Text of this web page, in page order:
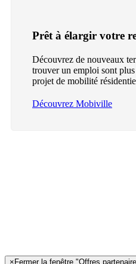
Prêt à élargir votre
Découvrez de nouveaux
trouver un emploi sont
projet de mobilité
Découvrez Mobiville
× Fermer la fenêtre "Offres